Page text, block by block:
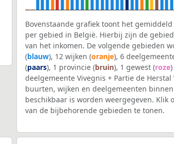
Bovenstaande grafiek toont het
per gebied in België. Hierbij zijn de
van het inkomen. De volgende gebieden
(blauw), 12 wijken (oranje), 6
(paars), 1 provincie (bruin), 1 gewest (roze
deelgemeente Vivegnis + Partie de
buurten, wijken en deelgemeenten
beschikbaar is worden weergegeven. Klik
van de bijbehorende gebieden te tonen.